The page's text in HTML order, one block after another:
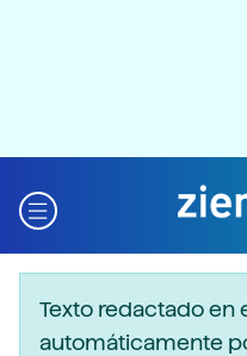
Texto redactado en
automáticamente